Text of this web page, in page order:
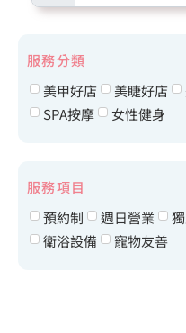
服務分類
美甲好店
美睫好店
SPA按摩
女性健身
服務項目
預約制
週日營業
衛浴設備
寵物友善